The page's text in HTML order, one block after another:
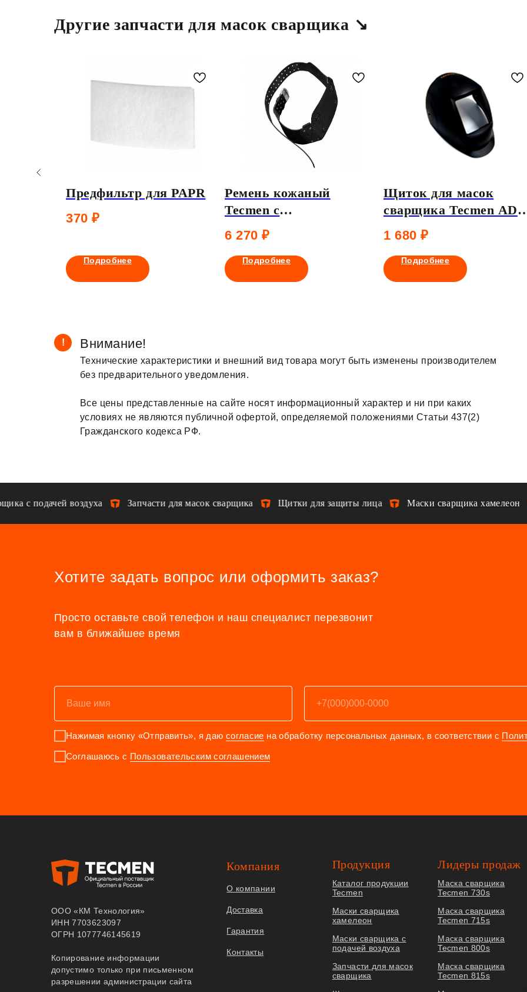
Другие запчасти для масок сварщика ↘
Предфильтр для PAPR
370 ₽
Подробнее
Ремень кожаный
Tecmen с
металлической
пряжкой для системы
подачи воздуха PAPR
6 270 ₽
Подробнее
Щиток для масок
сварщика Tecmen ADF
735
1 680 ₽
Подробнее
! Внимание!
Технические характеристики и внешний вид товара могут быть изменены производителем
без предварительного уведомления.
Все цены представленные на сайте носят информационный характер и ни при каких
условиях не являются публичной офертой, определяемой положениями Статьи 437(2)
Гражданского кодекса РФ.
с подачей воздуха Запчасти для масок сварщика Щитки для защиты лица Маски сварщика хамелеон
Хотите задать вопрос или оформить заказ?
Просто оставьте свой телефон и наш специалист перезвонит
вам в ближайшее время
Нажимая кнопку «Отправить», я даю согласие на обработку персональных данных, в соответствии с
Соглашаюсь с Пользовательским соглашением
ООО «КМ Технология»
ИНН 7703623097
ОГРН 1077746145619
Копирование информации
допустимо только при письменном
разрешении администрации сайта
Компания
О компании
Доставка
Гарантия
Контакты
Продукция
Каталог продукции
Tecmen
Маски сварщика
хамелеон
Маски сварщика с
подачей воздуха
Запчасти для масок
сварщика
Лидеры продаж
Маска сварщика
Tecmen 730s
Маска сварщика
Tecmen 715s
Маска сварщика
Tecmen 800s
Маска сварщика
Tecmen 815s